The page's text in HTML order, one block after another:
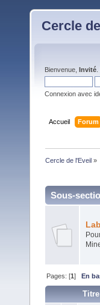
Cercle
Bienvenue, Invité
Connexion avec
Accueil Forum
Cercle de l'Eveil »
Sous-
Pages: [1]En
Titre